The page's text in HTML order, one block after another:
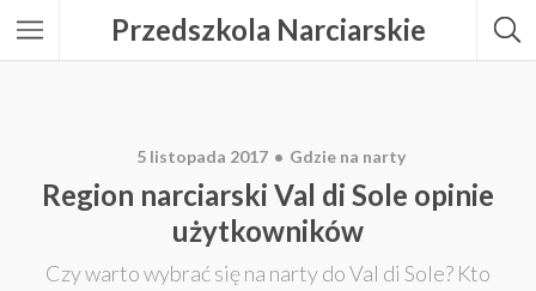
Przedszkola Narciarskie
5 listopada 2017 Gdzie na narty
Region narciarski Val di Sole opinie
użytkowników
Czy warto wybrać się na narty do Val di Sole? Kto